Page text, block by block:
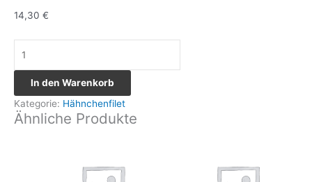
14,30 €
In den Warenkorb
Kategorie: Hähnchenfilet
Ähnliche Produkte